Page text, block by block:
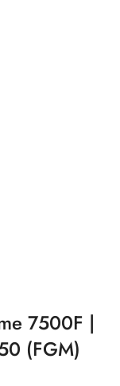
7500F |
(FGM)